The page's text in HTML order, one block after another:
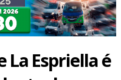
La Espriella é